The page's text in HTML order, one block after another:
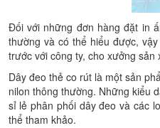
Đối với những đơn hàng đặt in
thường và có thể hiểu được,
trước với công ty, cho xưởng
Dây đeo thẻ co rút là một sản
nilon thông thường. Những kiểu
sỉ lẻ phân phối dây đeo và các
thể tham khảo.